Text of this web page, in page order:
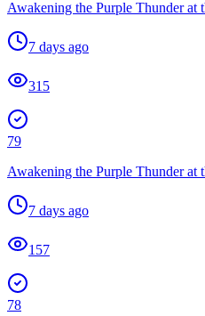
Awakening the Purple Thunder at
7 days ago
315
79
Awakening the Purple Thunder at
7 days ago
157
78